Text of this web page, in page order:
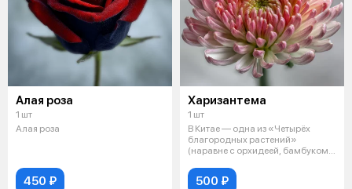
Алая роза
1 шт
Алая роза
450 ₽
Харизантема
1 шт
В Китае — одна из «Четырёх
благородных растений»
(наравне с орхидеей, бамбуком и
500 ₽